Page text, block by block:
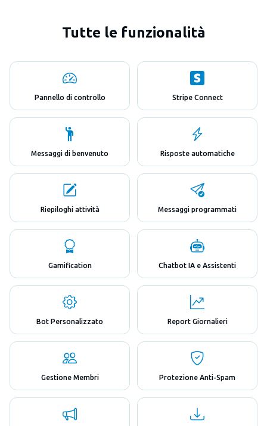
Tutte le funzionalità
Pannello di controllo Stripe Connect
Messaggi di benvenuto Risposte automatiche
Riepiloghi attività Messaggi programmati
Gamification Chatbot IA e Assistenti
Bot Personalizzato Report Giornalieri
Gestione Membri Protezione Anti-Spam